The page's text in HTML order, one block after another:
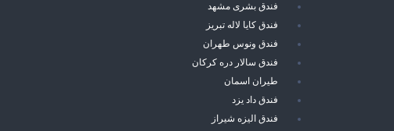
فندق بشرى مشهد
فندق كايا لاله تبريز
فندق ونوس طهران
فندق سالار دره كركان
طيران اسمان
فندق داد يزد
فندق اليزه شيراز